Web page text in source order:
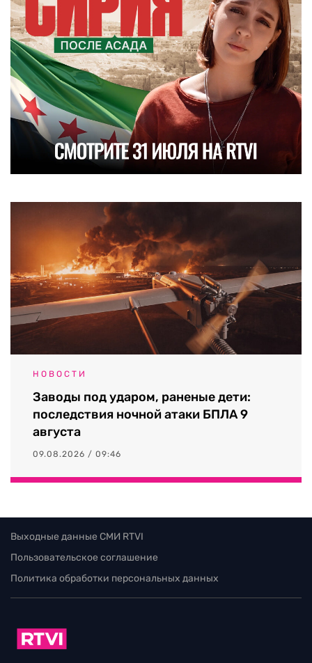
НОВОСТИ
Заводы под ударом, раненые дети:
последствия ночной атаки БПЛА 9
августа
09.08.2026 / 09:46
Выходные данные СМИ RTVI
Пользовательское соглашение
Политика обработки персональных данных